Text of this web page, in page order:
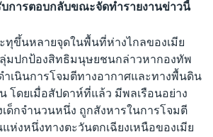
บการตอบกลับขณะจัดทำรายงานข่าวนี้
ทุขึ้นหลายจุดในพื้นที่ห่างไกลของเมีย
มปกป้องสิทธิมนุษยชนกล่าวหากองทัพ
ำเนินการโจมตีทางอากาศและทางพื้นดิน
โดยเมื่อสัปดาห์ที่แล้ว มีพลเรือนอย่าง
ด็กจำนวนหนึ่ง ถูกสังหารในการโจมตี
ห่งหนึ่งทางตะวันตกเฉียงเหนือของเมีย